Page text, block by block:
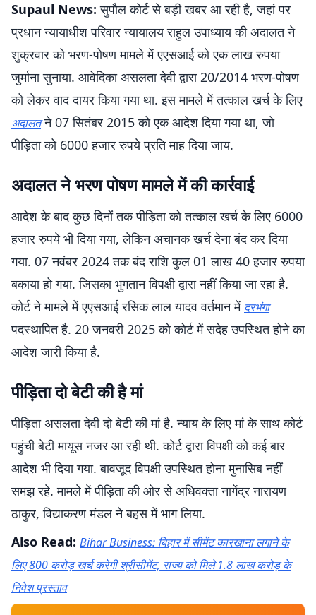
Supaul News:सुपौल कोर्ट से बड़ी खबर आ रही है, जहां पर
प्रधान न्यायाधीश परिवार न्यायालय राहुल उपाध्याय की अदालत ने
शुक्रवार को भरण-पोषण मामले में एएसआई को एक लाख रुपया
जुर्माना सुनाया. आवेदिका असलता देवी द्वारा 20/2014 भरण-पोषण
को लेकर वाद दायर किया गया था. इस मामले में तत्काल खर्च के लिए
अदालतने 07 सितंबर 2015 को एक आदेश दिया गया था, जो
पीड़िता को 6000 हजार रुपये प्रति माह दिया जाय.
अदालत ने भरण पोषण मामले में की कार्रवाई
आदेश के बाद कुछ दिनों तक पीड़िता को तत्काल खर्च के लिए 6000
हजार रुपये भी दिया गया, लेकिन अचानक खर्च देना बंद कर दिया
गया. 07 नवंबर 2024 तक बंद राशि कुल 01 लाख 40 हजार रुपया
बकाया हो गया. जिसका भुगतान विपक्षी द्वारा नहीं किया जा रहा है.
कोर्ट ने मामले में एएसआई रसिक लाल यादव वर्तमान में दरभंगा
पदस्थापित है. 20 जनवरी 2025 को कोर्ट में सदेह उपस्थित होने का
आदेश जारी किया है.
पीड़िता दो बेटी की है मां
पीड़िता असलता देवी दो बेटी की मां है. न्याय के लिए मां के साथ कोर्ट
पहुंची बेटी मायूस नजर आ रही थी. कोर्ट द्वारा विपक्षी को कई बार
आदेश भी दिया गया. बावजूद विपक्षी उपस्थित होना मुनासिब नहीं
समझ रहे. मामले में पीड़िता की ओर से अधिवक्ता नागेंद्र नारायण
ठाकुर, विद्याकरण मंडल ने बहस में भाग लिया.
Also Read: Bihar Business: बिहार में सीमेंट कारखाना लगाने के
लिए 800 करोड़ खर्च करेगी श्रीसीमेंट, राज्य को मिले 1.8 लाख करोड़ के
निवेश प्रस्ताव